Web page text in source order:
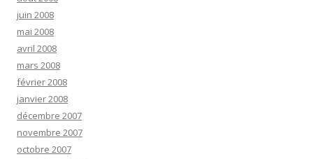
juin 2008
mai 2008
avril 2008
mars 2008
février 2008
janvier 2008
décembre 2007
novembre 2007
octobre 2007